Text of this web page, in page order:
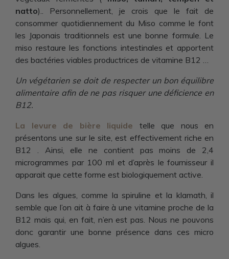
natto).. Personnellement, je crois que le fait de
consommer quotidiennement du Miso comme le font
les Japonais traditionnels est une bonne formule. Le
miso restaure les fonctions intestinales et apportent
des bactéries viables productrices de vitamine B12 …
Un végétarien se doit de respecter un bon équilibre
alimentaire afin de ne pas risquer une déficience en
B12.
La levure de bière liquide telle que nous en
présentons une sur le site, est effectivement riche en
B12 . Ainsi, elle ne contient pas moins de 2,4
microgrammes par 100 ml et d’après le fournisseur il
apparait que cette forme est biologiquement active.
Dans les algues, comme la spiruline et la klamath, il
semble que l’on ait à faire à une vitamine proche de la
B12 mais qui, en fait, n’en est pas. Nous ne pouvons
donc garantir une bonne présence dans ces micro
algues.